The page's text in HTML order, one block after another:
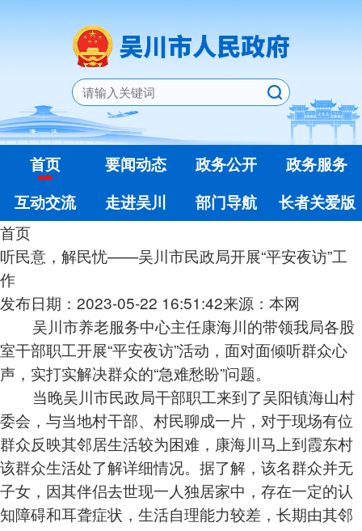
首页 要闻动态 政务公开
政务服务
互动交流
走进吴川 部门导航
长者关爱版
首页
听民意，解民忧——吴川市民政局开展“平安夜访”工
作
发布日期：2023-05-22 16:51:42来源：本网
吴川市养老服务中心主任康海川的带领我局各股
室干部职工开展“平安夜访”活动，面对面倾听群众心
声，实打实解决群众的“急难愁盼”问题。
当晚吴川市民政局干部职工来到了吴阳镇海山村
委会，与当地村干部、村民聊成一片，对于现场有位
群众反映其邻居生活较为困难，康海川马上到霞东村
该群众生活处了解详细情况。据了解，该名群众并无
子女，因其伴侣去世现一人独居家中，存在一定的认
知障碍和耳聋症状，生活自理能力较差，长期由其邻